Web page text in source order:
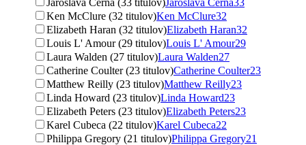
Ken McClure (32 titulov)Ken McClure32
Elizabeth Haran (32 titulov)Elizabeth Haran32
Louis L' Amour (29 titulov)Louis L' Amour29
Laura Walden (27 titulov)Laura Walden27
Catherine Coulter (23 titulov)Catherine Coulter23
Matthew Reilly (23 titulov)Matthew Reilly23
Linda Howard (23 titulov)Linda Howard23
Elizabeth Peters (23 titulov)Elizabeth Peters23
Karel Cubeca (22 titulov)Karel Cubeca22
Philippa Gregory (21 titulov)Philippa Gregory21